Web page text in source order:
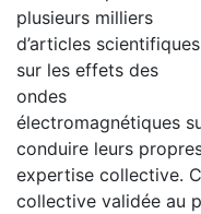
plusieurs milliers
d’articles scientifiques
sur les effets des
ondes
électromagnétiques
conduire leurs
expertise collective.
collective validée au